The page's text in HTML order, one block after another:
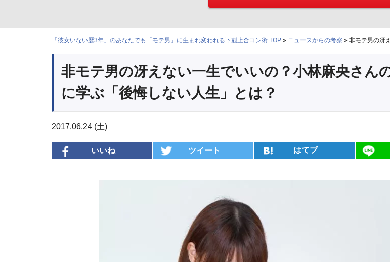
「彼女いない歴3年」のあなたでも「モテ男」に生まれ変われる下剋上合コン術 TOP » ニュースからの考察 » 非モテ男の冴
非モテ男の冴えない一生でいいの？小林麻央さん
に学ぶ「後悔しない人生」とは？
2017.06.24 (土)
いいね ツイート はてブ